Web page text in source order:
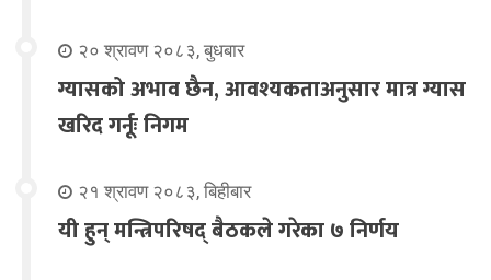
२० श्रावण २०८३, बुधबार
ग्यासको अभाव छैन, आवश्यकताअनुसार मात्र ग्यास
खरिद गर्नूः निगम
२१ श्रावण २०८३, बिहीबार
यी हुन् मन्त्रिपरिषद् बैठकले गरेका ७ निर्णय